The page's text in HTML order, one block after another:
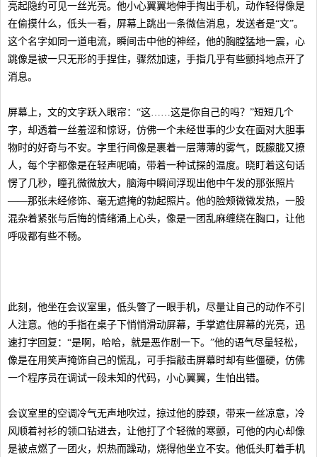
亮起隐约可见一丝光亮。他小心翼翼地伸手掏出手机，动作轻得像是
在偷摸什么，低头一看，屏幕上跳出一条微信消息，发送者是“文”。
这个名字如同一道电流，瞬间击中他的神经，他的胸膛猛地一震，心
跳像是被一只无形的手捏住，骤然加速，手指几乎有些颤抖地点开了
消息。
屏幕上，文的文字跃入眼帘：“这……这是你自己的吗？”短短几个
字，却透着一丝羞涩和惊讶，仿佛一个未经世事的少女在面对大胆事
物时的好奇与不安。字里行间像是裹着一层薄薄的雾气，既朦胧又撩
人，每个字都像是在轻声呢喃，带着一种试探的温度。晓盯着这句话
愣了几秒，瞳孔微微放大，脑海中瞬间浮现出他中午发的那张照片
——那张未经修饰、毫无遮掩的勃起照片。他的脸颊微微发热，一股
混杂着紧张与后悔的情绪涌上心头，像是一团乱麻缠绕在胸口，让他
呼吸都有些不畅。
此刻，他坐在会议室里，低头瞥了一眼手机，尽量让自己的动作不引
人注意。他的手指在桌子下悄悄滑动屏幕，手掌遮住屏幕的光亮，迅
速打字回复：“是啊，哈哈，就是恶作剧一下。”他的语气尽量轻松，
像是在用笑声掩饰自己的慌乱，可手指敲击屏幕时却有些僵硬，仿佛
一个程序员在调试一段未知的代码，小心翼翼，生怕出错。
会议室里的空调冷气无声地吹过，掠过他的脖颈，带来一丝凉意，冷
风顺着衬衫的领口钻进去，让他打了个轻微的寒颤，可他的内心却像
是被点燃了一团火，炽热而躁动，烧得他坐立不安。他低头盯着手机